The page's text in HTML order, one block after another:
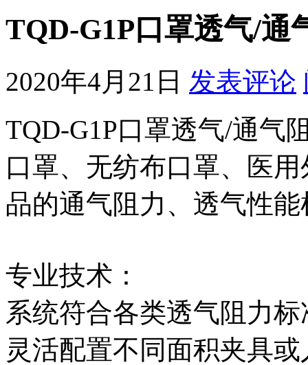
TQD-G1P口罩透气/通
2020年4月21日 发表评论
TQD-G1P口罩透气/通气
口罩、无纺布口罩、医
品的通气阻力、透气性能
专业技术：
系统符合各类透气阻力
灵活配置不同面积夹具